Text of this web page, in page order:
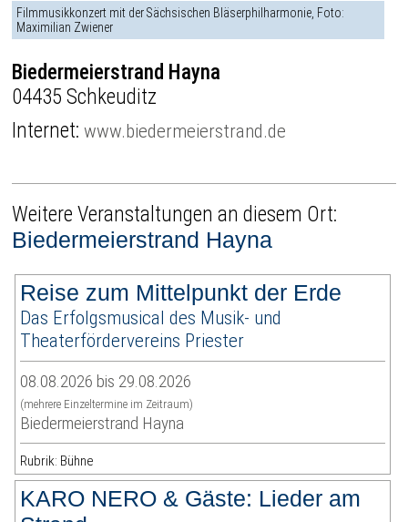
Filmmusikkonzert mit der Sächsischen Bläserphilharmonie, Foto:
Maximilian Zwiener
Biedermeierstrand Hayna
04435 Schkeuditz
Internet:www.biedermeierstrand.de
Weitere Veranstaltungen an diesem Ort:
Biedermeierstrand Hayna
Reise zum Mittelpunkt der Erde
Das Erfolgsmusical des Musik- und
Theaterfördervereins Priester
08.08.2026 bis 29.08.2026
(mehrere Einzeltermine im Zeitraum)
Biedermeierstrand Hayna
Rubrik: Bühne
KARO NERO & Gäste: Lieder am